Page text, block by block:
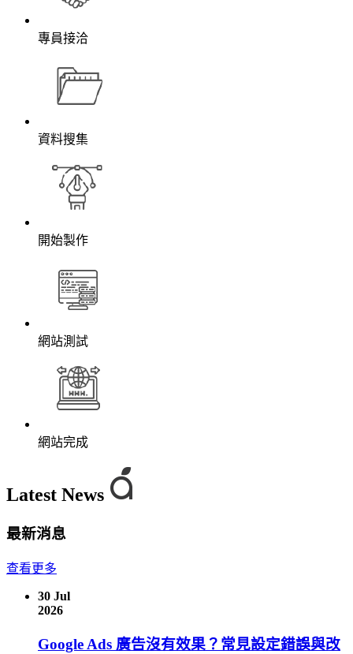
專員接洽
資料搜集
開始製作
網站測試
網站完成
Latest News
最新消息
查看更多
30 Jul
2026
Google Ads 廣告沒有效果？常見設定錯誤與改